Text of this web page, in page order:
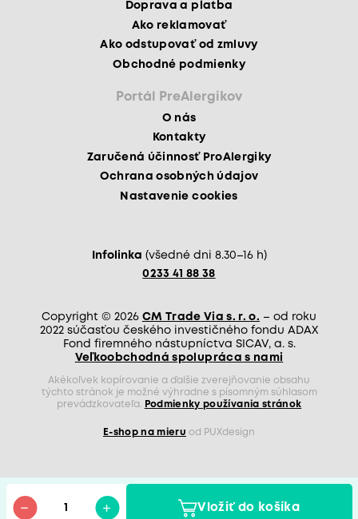
Vložiť do košíka
Doprava a platba
Ako reklamovať
Ako odstupovať od zmluvy
Obchodné podmienky
Portál PreAlergikov
O nás
Kontakty
Zaručená účinnosť ProAlergiky
Ochrana osobných údajov
Nastavenie cookies
Infolinka (všedné dni 8.30–16 h)
0233 41 88 38
Copyright © 2026 CM Trade Via s. r. o. – od roku
2022 súčasťou českého investičného fondu ADAX
Fond firemného nástupníctva SICAV, a. s.
Veľkoobchodná spolupráca s nami
Akékoľvek kopírovanie a ďalšie zverejňovanie obsahu
týchto stránok je možné výhradne s písomným súhlasom
prevádzkovateľa.
Podmienky používania stránok
E-shop na mieru od PUXdesign